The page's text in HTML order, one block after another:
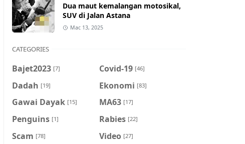
Dua maut kemalangan motosikal,
SUV di Jalan Astana
Mac 13, 2025
CATEGORIES
Bajet2023 [7] Covid-19 [46]
Dadah [19] Ekonomi [83]
Gawai Dayak [15] MA63 [17]
Penguins [1] Rabies [22]
Scam [78] Video [27]